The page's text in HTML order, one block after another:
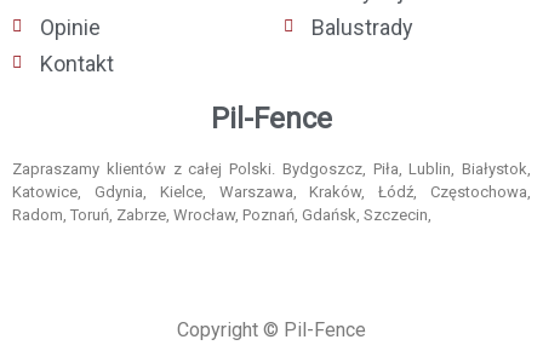
Opinie
Kontakt
Balustrady
Pil-Fence
Zapraszamy klientów z całej Polski. Bydgoszcz, Piła, Lublin, Białystok,
Katowice, Gdynia, Kielce, Warszawa, Kraków, Łódź, Częstochowa,
Radom, Toruń, Zabrze, Wrocław, Poznań, Gdańsk, Szczecin,
Copyright © Pil-Fence